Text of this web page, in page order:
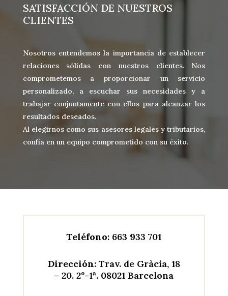
SATISFACCIÓN DE NUESTROS
CLIENTES
Nosotros entendemos la importancia de establecer
relaciones sólidas con nuestros clientes. Nos
comprometemos a proporcionar un servicio
personalizado, a escuchar sus necesidades y a
trabajar conjuntamente con ellos para alcanzar los
resultados deseados.
Al elegirnos como sus asesores legales y tributarios,
confía en un equipo comprometido con su éxito.
Teléfono: 663 933 701
Dirección: Trav. de Gràcia, 18
– 20. 2º-1ª. 08021 Barcelona